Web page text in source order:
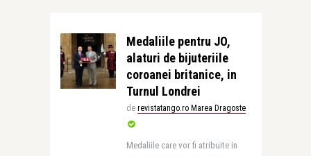
Medaliile pentru JO,
alaturi de bijuteriile
coroanei britanice, in
Turnul Londrei
de revistatango.ro Marea Dragoste
Medaliile care vor fi atribuite in